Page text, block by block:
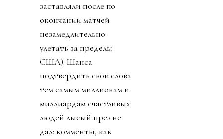
заставляли после по
окончании матчей
незамедлительно
улетать за пределы
США). Шанса
подтвердить свои слова
тем самым миллионам и
миллиардам счастливых
людей лысый през не
дал: комменты, как